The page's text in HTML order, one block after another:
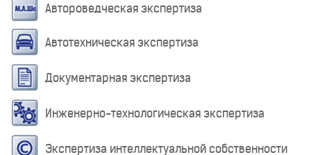
Автороведческая экспертиза
Автотехническая экспертиза
Документарная экспертиза
Инженерно-технологическая экспертиза
Экспертиза интеллектуальной собственности